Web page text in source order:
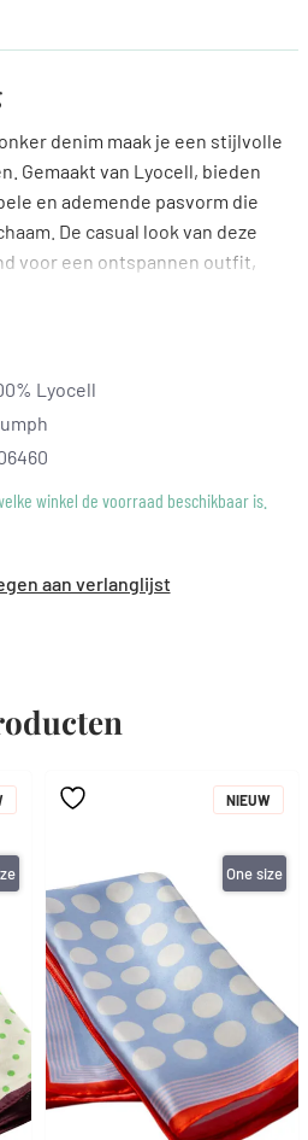
denim maak je een stijlvolle
Gemaakt van Lyocell, bieden
en ademende pasvorm die
De casual look van deze
voor een ontspannen outfit,
fijn aan op de huid en zorgt
die het merk Numph op
Lyocell
winkel de voorraad beschikbaar is.
aan verlanglijst
NIEUW
One size